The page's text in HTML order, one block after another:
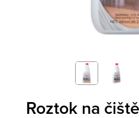
Roztok na